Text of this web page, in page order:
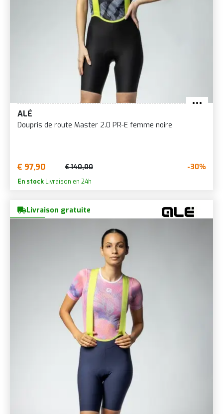
ALÉ
Doupris de route Master 2.0 PR-E femme noire
€ 97,90 € 140,00 -30%
En stock Livraison en 24h
Livraison gratuite